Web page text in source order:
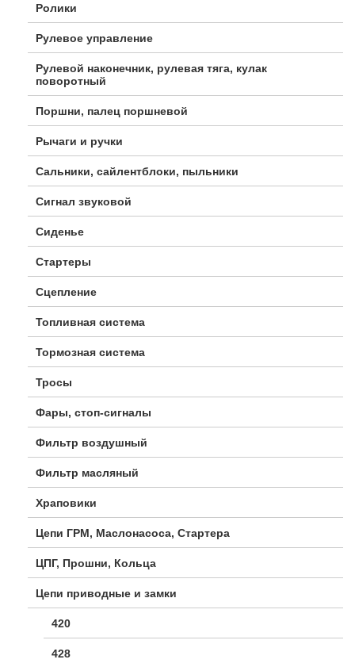
Ролики
Рулевое управление
Рулевой наконечник, рулевая тяга, кулак
поворотный
Поршни, палец поршневой
Рычаги и ручки
Сальники, сайлентблоки, пыльники
Сигнал звуковой
Сиденье
Стартеры
Сцепление
Топливная система
Тормозная система
Тросы
Фары, стоп-сигналы
Фильтр воздушный
Фильтр масляный
Храповики
Цепи ГРМ, Маслонасоса, Стартера
ЦПГ, Прошни, Кольца
Цепи приводные и замки
420
428